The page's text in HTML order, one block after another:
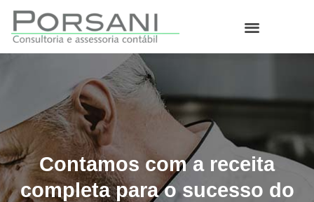
Contamos com a receita
completa para o sucesso do